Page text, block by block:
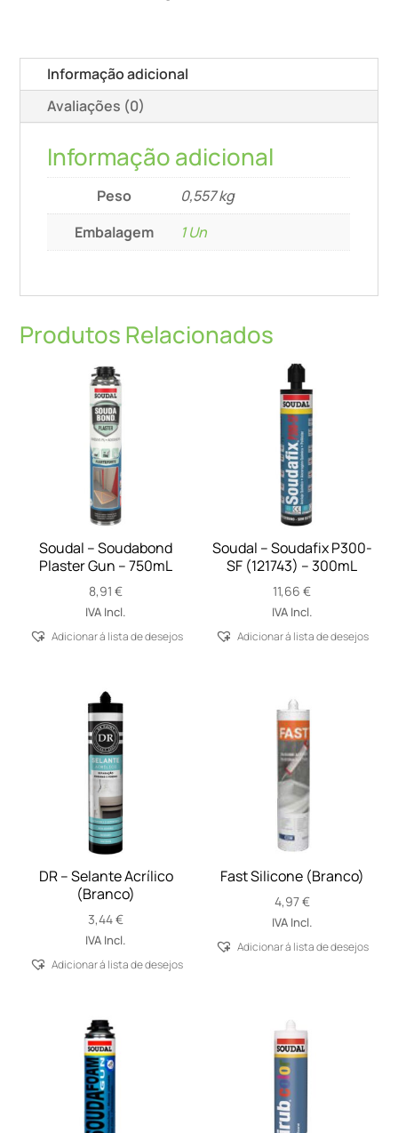
–
290ml
Informação adicional
Avaliações (0)
Informação adicional
Peso
0,557 kg
Embalagem
1 Un
Produtos Relacionados
Soudal – Soudabond
Plaster Gun – 750mL
8,91€
IVA Incl.
Adicionar á lista de desejos
Soudal – Soudafix P300-
SF (121743) – 300mL
11,66€
IVA Incl.
Adicionar á lista de desejos
DR – Selante Acrílico
(Branco)
3,44€
IVA Incl.
Adicionar á lista de desejos
Fast Silicone (Branco)
4,97€
IVA Incl.
Adicionar á lista de desejos